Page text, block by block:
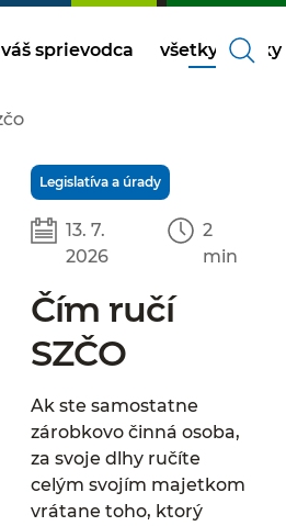
váš sprievodca všetky články
Legislatíva a úrady
13. 7.
2026
2
min
Čím ručí
SZČO
Ak ste samostatne
zárobkovo činná osoba,
za svoje dlhy ručíte
celým svojím majetkom
vrátane toho, ktorý